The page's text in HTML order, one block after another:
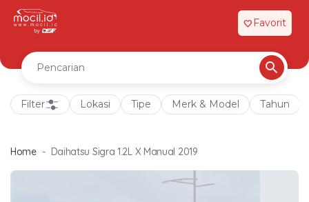
favorite Favorit
Filter Lokasi Tipe Merk & Model Tahun
Home Daihatsu Sigra 1.2L X Manual 2019